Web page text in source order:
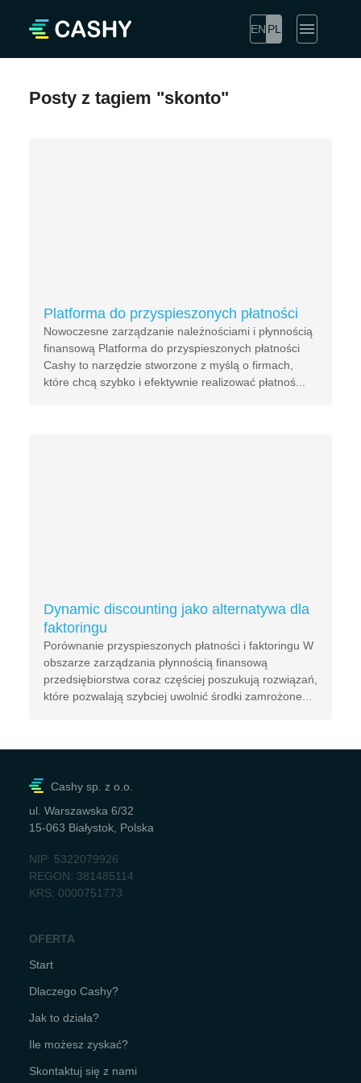
EN PL
Posty z tagiem "skonto"
Platforma do przyspieszonych płatności
Nowoczesne zarządzanie należnościami i płynnością
finansową Platforma do przyspieszonych płatności
Cashy to narzędzie stworzone z myślą o firmach,
które chcą szybko i efektywnie realizować płatnoś...
Dynamic discounting jako alternatywa dla
faktoringu
Porównanie przyspieszonych płatności i faktoringu W
obszarze zarządzania płynnością finansową
przedsiębiorstwa coraz częściej poszukują rozwiązań,
które pozwalają szybciej uwolnić środki zamrożone...
Cashy sp. z o.o.
ul. Warszawska 6/32
15-063 Białystok, Polska
NIP: 5322079926
REGON: 381485114
KRS: 0000751773
OFERTA
Start
Dlaczego Cashy?
Jak to działa?
Ile możesz zyskać?
Skontaktuj się z nami